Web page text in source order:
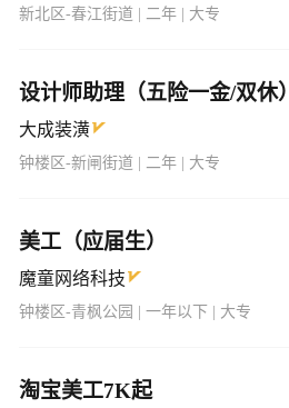
新北区-春江街道 | 二年 | 大专
设计师助理（五险一金/双休）
大成装潢
钟楼区-新闸街道 | 二年 | 大专
美工（应届生）
魔童网络科技
钟楼区-青枫公园 | 一年以下 | 大专
淘宝美工7K起